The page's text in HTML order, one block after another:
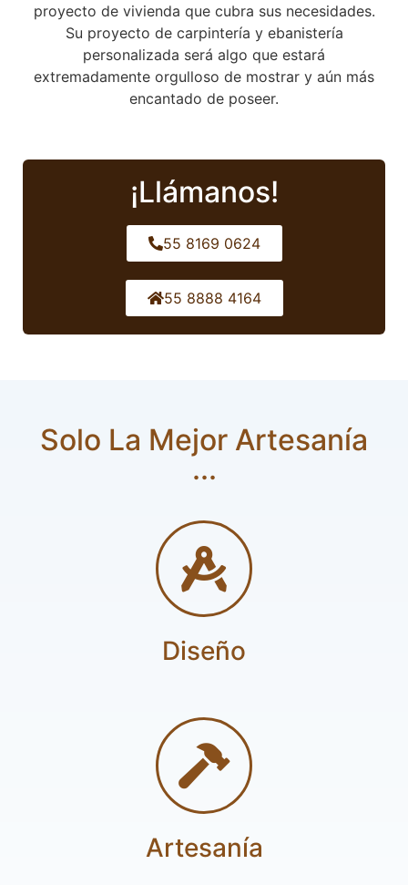
proyecto de vivienda que cubra sus necesidades.
Su proyecto de carpintería y ebanistería
personalizada será algo que estará
extremadamente orgulloso de mostrar y aún más
encantado de poseer.
¡Llámanos!
55 8169 0624
55 8888 4164
Solo La Mejor Artesanía
...
Diseño
Artesanía